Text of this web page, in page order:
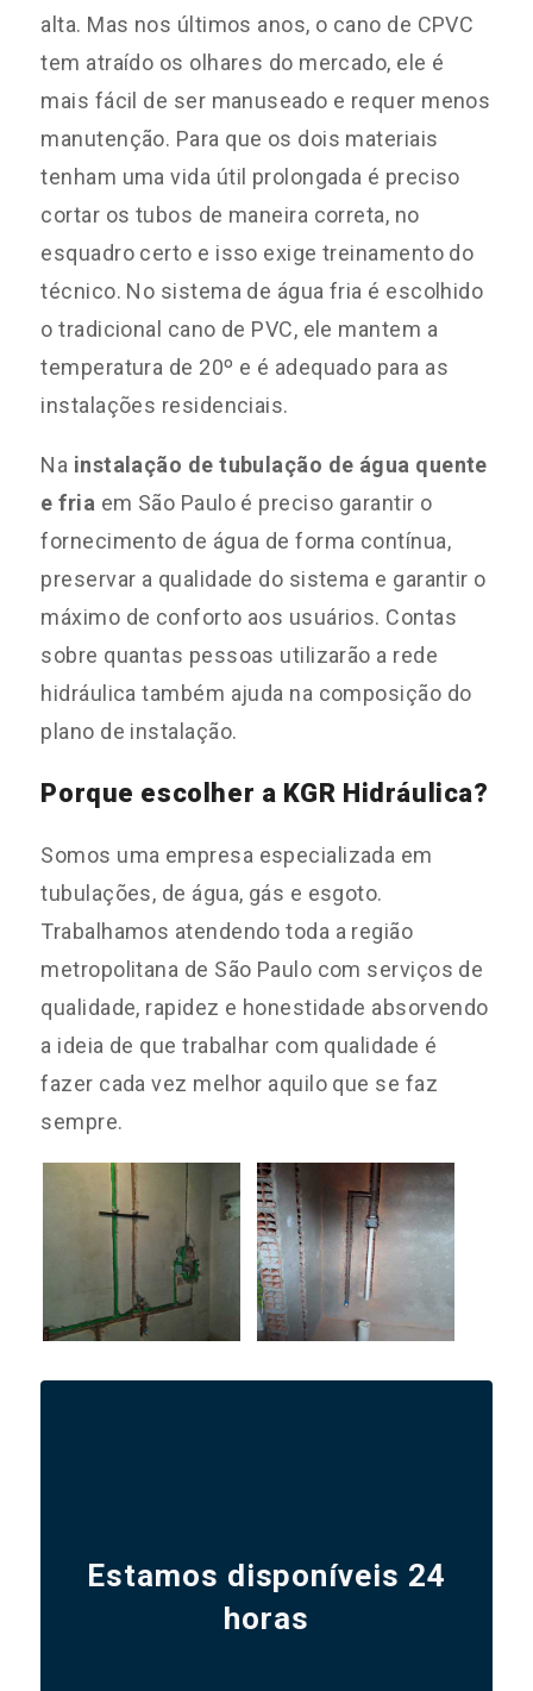
alta. Mas nos últimos anos, o cano de CPVC
tem atraído os olhares do mercado, ele é
mais fácil de ser manuseado e requer menos
manutenção. Para que os dois materiais
tenham uma vida útil prolongada é preciso
cortar os tubos de maneira correta, no
esquadro certo e isso exige treinamento do
técnico. No sistema de água fria é escolhido
o tradicional cano de PVC, ele mantem a
temperatura de 20º e é adequado para as
instalações residenciais.
Na instalação de tubulação de água quente
e fria em São Paulo é preciso garantir o
fornecimento de água de forma contínua,
preservar a qualidade do sistema e garantir o
máximo de conforto aos usuários. Contas
sobre quantas pessoas utilizarão a rede
hidráulica também ajuda na composição do
plano de instalação.
Porque escolher a KGR Hidráulica?
Somos uma empresa especializada em
tubulações, de água, gás e esgoto.
Trabalhamos atendendo toda a região
metropolitana de São Paulo com serviços de
qualidade, rapidez e honestidade absorvendo
a ideia de que trabalhar com qualidade é
fazer cada vez melhor aquilo que se faz
sempre.
Estamos disponíveis 24
horas